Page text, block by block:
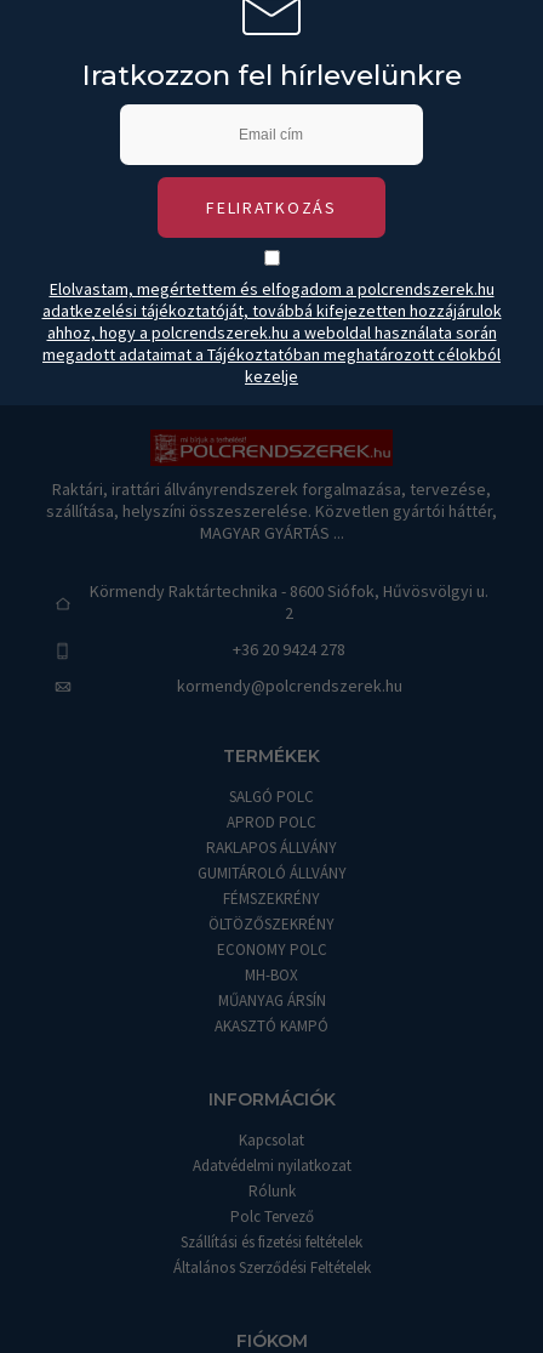
Iratkozzon fel hírlevelünkre
FELIRATKOZÁS
Elolvastam, megértettem és elfogadom a polcrendszerek.hu
adatkezelési tájékoztatóját, továbbá kifejezetten hozzájárulok
ahhoz, hogy a polcrendszerek.hu a weboldal használata során
megadott adataimat a Tájékoztatóban meghatározott célokból
kezelje
Raktári, irattári állványrendszerek forgalmazása, tervezése,
szállítása, helyszíni összeszerelése. Közvetlen gyártói háttér,
MAGYAR GYÁRTÁS ...
Körmendy Raktártechnika - 8600 Siófok, Hűvösvölgyi u.
2
+36 20 9424 278
kormendy@polcrendszerek.hu
TERMÉKEK
SALGÓ POLC
APROD POLC
RAKLAPOS ÁLLVÁNY
GUMITÁROLÓ ÁLLVÁNY
FÉMSZEKRÉNY
ÖLTÖZŐSZEKRÉNY
ECONOMY POLC
MH-BOX
MŰANYAG ÁRSÍN
AKASZTÓ KAMPÓ
INFORMÁCIÓK
Kapcsolat
Adatvédelmi nyilatkozat
Rólunk
Polc Tervező
Szállítási és fizetési feltételek
Általános Szerződési Feltételek
FIÓKOM